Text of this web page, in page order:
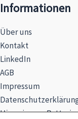
Informationen
Über uns
Kontakt
LinkedIn
AGB
Impressum
Hinweise zur